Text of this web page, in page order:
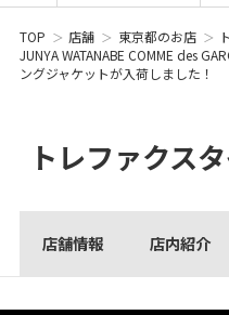
TOP 店舗 東京都のお店
JUNYA WATANABE COMME des
ングジャケットが入荷しました！
トレファクス
店舗情報 店内紹介